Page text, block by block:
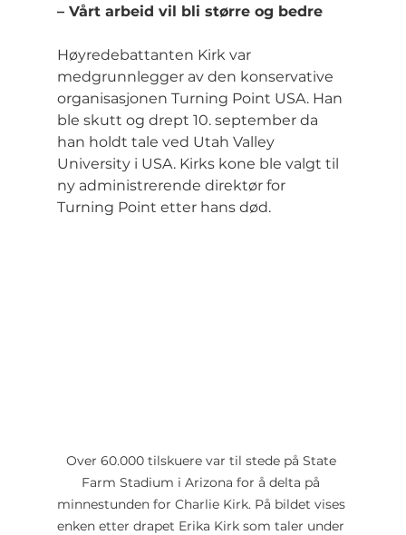
– Vårt arbeid vil bli større og bedre
Høyredebattanten Kirk var
medgrunnlegger av den konservative
organisasjonen Turning Point USA. Han
ble skutt og drept 10. september da
han holdt tale ved Utah Valley
University i USA. Kirks kone ble valgt til
ny administrerende direktør for
Turning Point etter hans død.
Over 60.000 tilskuere var til stede på State
Farm Stadium i Arizona for å delta på
minnestunden for Charlie Kirk. På bildet vises
enken etter drapet Erika Kirk som taler under